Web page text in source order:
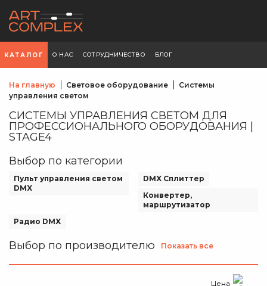
КАТАЛОГ О НАС СОТРУДНИЧЕСТВО БЛОГ
На главную Световое оборудование
Системы
управления светом
СИСТЕМЫ УПРАВЛЕНИЯ СВЕТОМ ДЛЯ
ПРОФЕССИОНАЛЬНОГО ОБОРУДОВАНИЯ |
STAGE4
Выбор по категории
Пульт управления светом
DMX
DMX Сплиттер
Конвертер,
маршрутизатор
Радио DMX
Выбор по производителю Показать все
Цена